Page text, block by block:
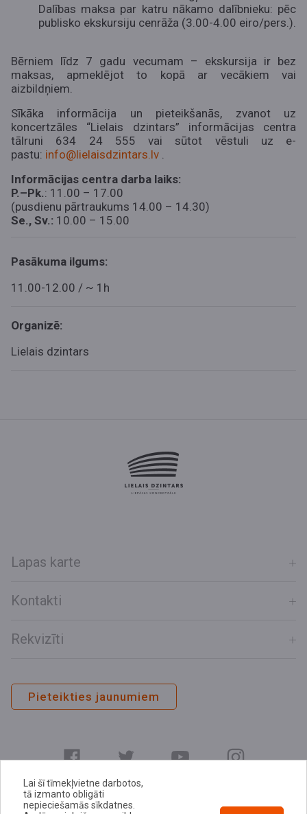
Dalības maksa par katru nākamo dalībnieku: pēc
publisko ekskursiju cenrāža (3.00-4.00 eiro/pers.).
Bērniem līdz 7 gadu vecumam – ekskursija ir bez
maksas, apmeklējot to kopā ar vecākiem vai
aizbildņiem.
Sīkāka informācija un pieteikšanās, zvanot uz
koncertzāles “Lielais dzintars” informācijas centra
tālruni 634 24 555 vai sūtot vēstuli uz e-
pastu: info@lielaisdzintars.lv .
Informācijas centra darba laiks:
P.–Pk.: 11.00 – 17.00
(pusdienu pārtraukums 14.00 – 14.30)
Se., Sv.: 10.00 – 15.00
Pasākuma ilgums:
11.00-12.00 / ~ 1h
Organizē:
Lielais dzintars
Lapas karte
Kontakti
Rekvizīti
Pieteikties jaunumiem
Lai šī tīmekļvietne darbotos,
tā izmanto obligāti
nepieciešamās sīkdatnes.